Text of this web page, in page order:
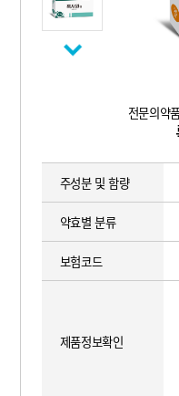
전문의약
주성분 및 함량
약효별 분류
보험코드
제품정보확인